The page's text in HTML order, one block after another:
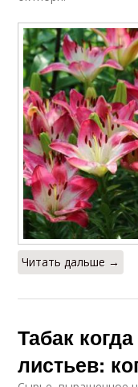
Читать дальше →
Табак
листьев: